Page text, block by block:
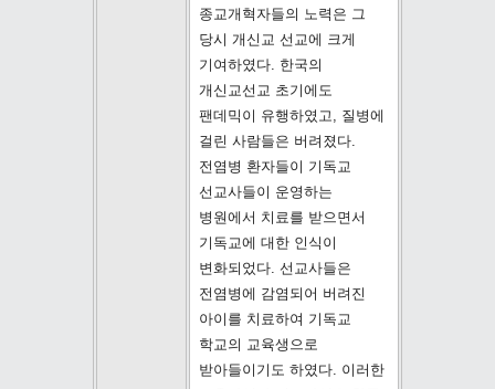
종교개혁자들의 노력은 그
당시 개신교 선교에 크게
기여하였다. 한국의
개신교선교 초기에도
팬데믹이 유행하였고, 질병에
걸린 사람들은 버려졌다.
전염병 환자들이 기독교
선교사들이 운영하는
병원에서 치료를 받으면서
기독교에 대한 인식이
변화되었다. 선교사들은
전염병에 감염되어 버려진
아이를 치료하여 기독교
학교의 교육생으로
받아들이기도 하였다. 이러한